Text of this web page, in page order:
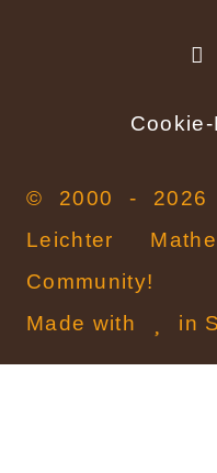
© 2000 - 2026
Leichter
Community!
Made with
in